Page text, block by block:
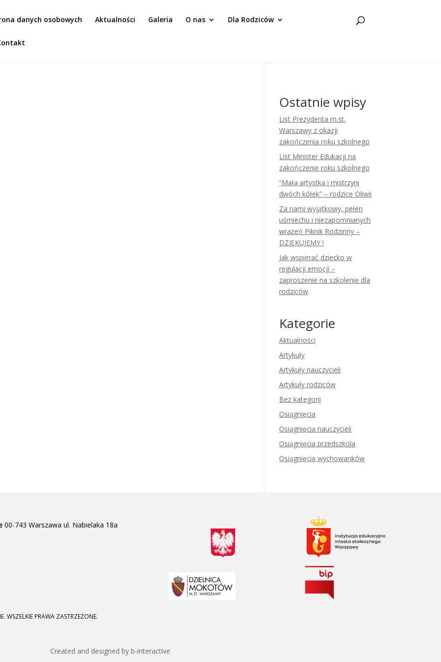
danych osobowych Aktualności Galeria O nas Dla Rodziców
Ostatnie wpisy
List Prezydenta m.st.
Warszawy z okazji
zakończenia roku szkolnego
List Minister Edukacji na
zakończenie roku szkolnego
“Mała artystka i mistrzyni
dwóch kółek” – rodzice Oliwii
Za nami wyjątkowy, pełen
uśmiechu i niezapomnianych
wrażeń Piknik Rodzinny –
DZIĘKUJEMY !
Jak wspierać dziecko w
regulacji emocji –
zaproszenie na szkolenie dla
rodziców
Kategorie
Aktualności
Artykuły
Artykuły nauczycieli
Artykuły rodziców
Bez kategorii
Osiągnięcia
Osiągnięcia nauczycieli
Osiągnięcia przedszkola
Osiągnięcia wychowanków
00-743 Warszawa ul. Nabielaka 18a
WSZELKIE PRAWA ZASTRZEŻONE.
Created and designed by b-interactive